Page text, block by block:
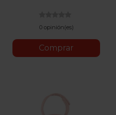
0 opinión(es)
Comprar